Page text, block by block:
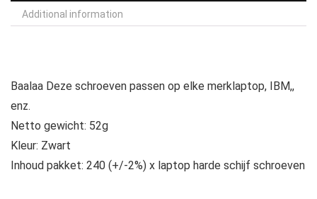
Additional information
Baalaa Deze schroeven passen op elke merklaptop, IBM,,
enz.
Netto gewicht: 52g
Kleur: Zwart
Inhoud pakket: 240 (+/-2%) x laptop harde schijf schroeven